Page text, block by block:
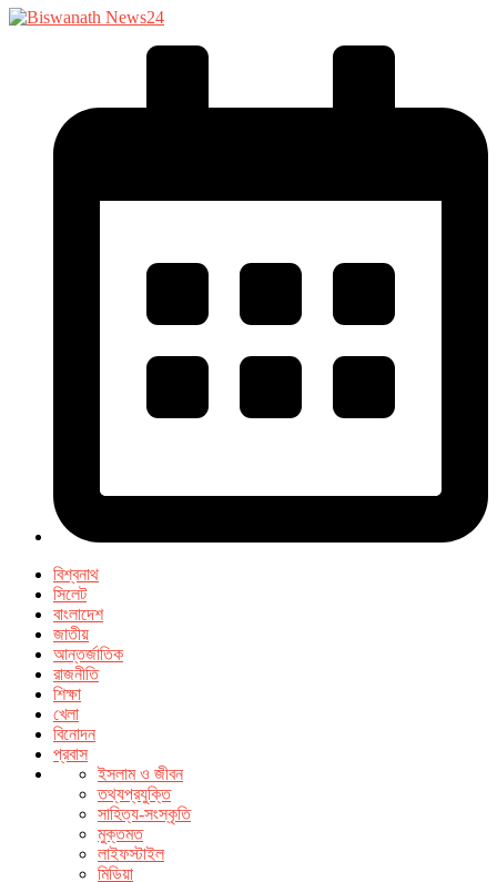
বিশ্বনাথ
সিলেট
বাংলাদেশ
জাতীয়
আন্তর্জাতিক
রাজনীতি
শিক্ষা
খেলা
বিনোদন
প্রবাস
ইসলাম ও জীবন
তথ্যপ্রযুক্তি
সাহিত্য-সংস্কৃতি
মুক্তমত
লাইফস্টাইল
মিডিয়া